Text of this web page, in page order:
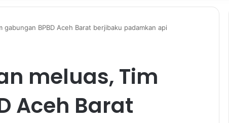
gabungan BPBD Aceh Barat berjibaku padamkan api
meluas, Tim
Aceh Barat